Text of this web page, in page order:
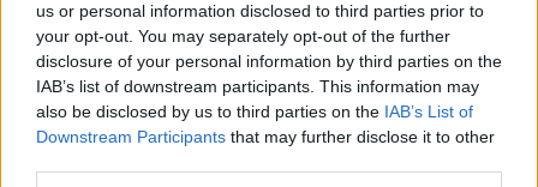
us or personal information disclosed to third parties prior to
your opt-out. You may separately opt-out of the further
disclosure of your personal information by third parties on the
IAB’s list of downstream participants. This information may
also be disclosed by us to third parties on the IAB’s List of
Downstream Participants that may further disclose it to other
Ředitel odboru vnitřních
služeb Matěj Mrlina, vedoucí
služebního úřadu Oldřich
Jarolím a tisková mluvčí Miriam
Loužecká končí na České
inspekci životního prostředí (ČIŽP) z vlastní iniciativy. Na dotaz ČTK
to napsal nový ředitel inspekce Pavel Straka (za Motoristy). O jejich
plánovaných odchodechinformovalyv pondělí Seznam Zprávy.